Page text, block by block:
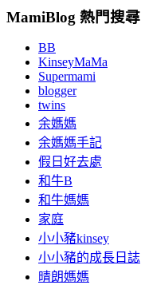
MamiBlog 熱門搜尋
BB
KinseyMaMa
Supermami
blogger
twins
余媽媽
余媽媽手記
假日好去處
和牛B
和牛媽媽
家庭
小小豬kinsey
小小豬的成長日誌
晴朗媽媽